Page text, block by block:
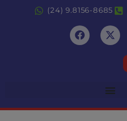
(24) 9.8156-8685